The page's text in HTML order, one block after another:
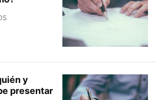
y
presentar